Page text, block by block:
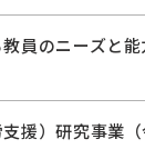
員のニーズと
援）研究事業（